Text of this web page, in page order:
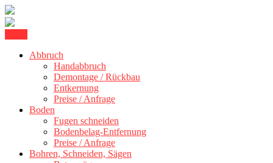
content
BBS Technik GmbH
300 kmAbbruch
Handabbruch
Demontage / Rückbau
Entkernung
Preise / Anfrage
Boden
Fugen schneiden
Bodenbelag-Entfernung
Preise / Anfrage
Bohren, Schneiden, Sägen